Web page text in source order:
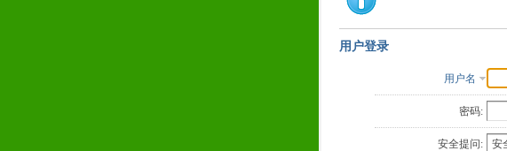
用户登录
用户名
密码:
安全提问: